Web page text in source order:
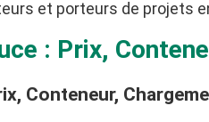
et porteurs de projets
: Prix,
Conteneur,